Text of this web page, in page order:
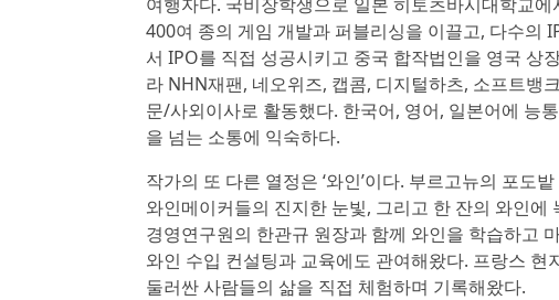
400여 종의 게임 개발과 퍼블리싱을 이끌고, 다수의
서 IPO를 직접 성공시키고 중국 합작법인을 영국 상
라 NHN재팬, 네오위즈, 캡콤, 디지털하츠, 소프트뱅
문/사외이사로 활동했다. 한국어, 영어, 일본어에 능
을 넘는 소통에 익숙하다.
작가의 또 다른 열정은 ‘와인’이다. 부르고뉴의 포도
와인메이커들의 진지한 눈빛, 그리고 한 잔의 와인
경영연구원의 한관규 원장과 함께 와인을 학습하고
와인 수입 컨설팅과 교육에도 관여해왔다. 프랑스
둘러싼 사람들의 삶을 직접 체험하며 기록해왔다.